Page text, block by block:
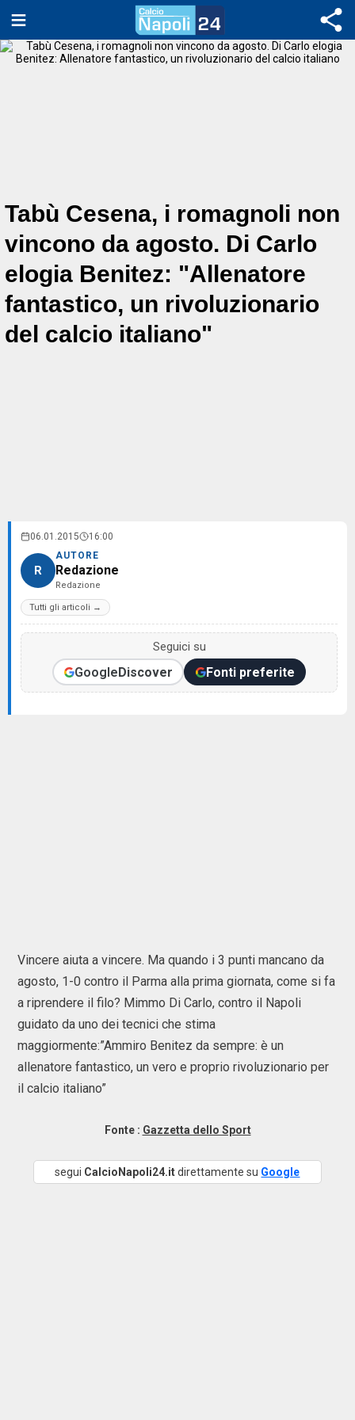
Tabù Cesena, i romagnoli non
vincono da agosto. Di Carlo
elogia Benitez: "Allenatore
fantastico, un rivoluzionario
del calcio italiano"
06.01.2015 16:00
R
AUTORE
Redazione
Redazione
Tutti gli articoli →
Seguici su
GoogleDiscover Fonti preferite
Vincere aiuta a vincere. Ma quando i 3 punti mancano da
agosto, 1-0 contro il Parma alla prima giornata, come si fa
a riprendere il filo? Mimmo Di Carlo, contro il Napoli
guidato da uno dei tecnici che stima
maggiormente:”Ammiro Benitez da sempre: è un
allenatore fantastico, un vero e proprio rivoluzionario per
il calcio italiano”
Fonte : Gazzetta dello Sport
segui CalcioNapoli24.itdirettamente su Google